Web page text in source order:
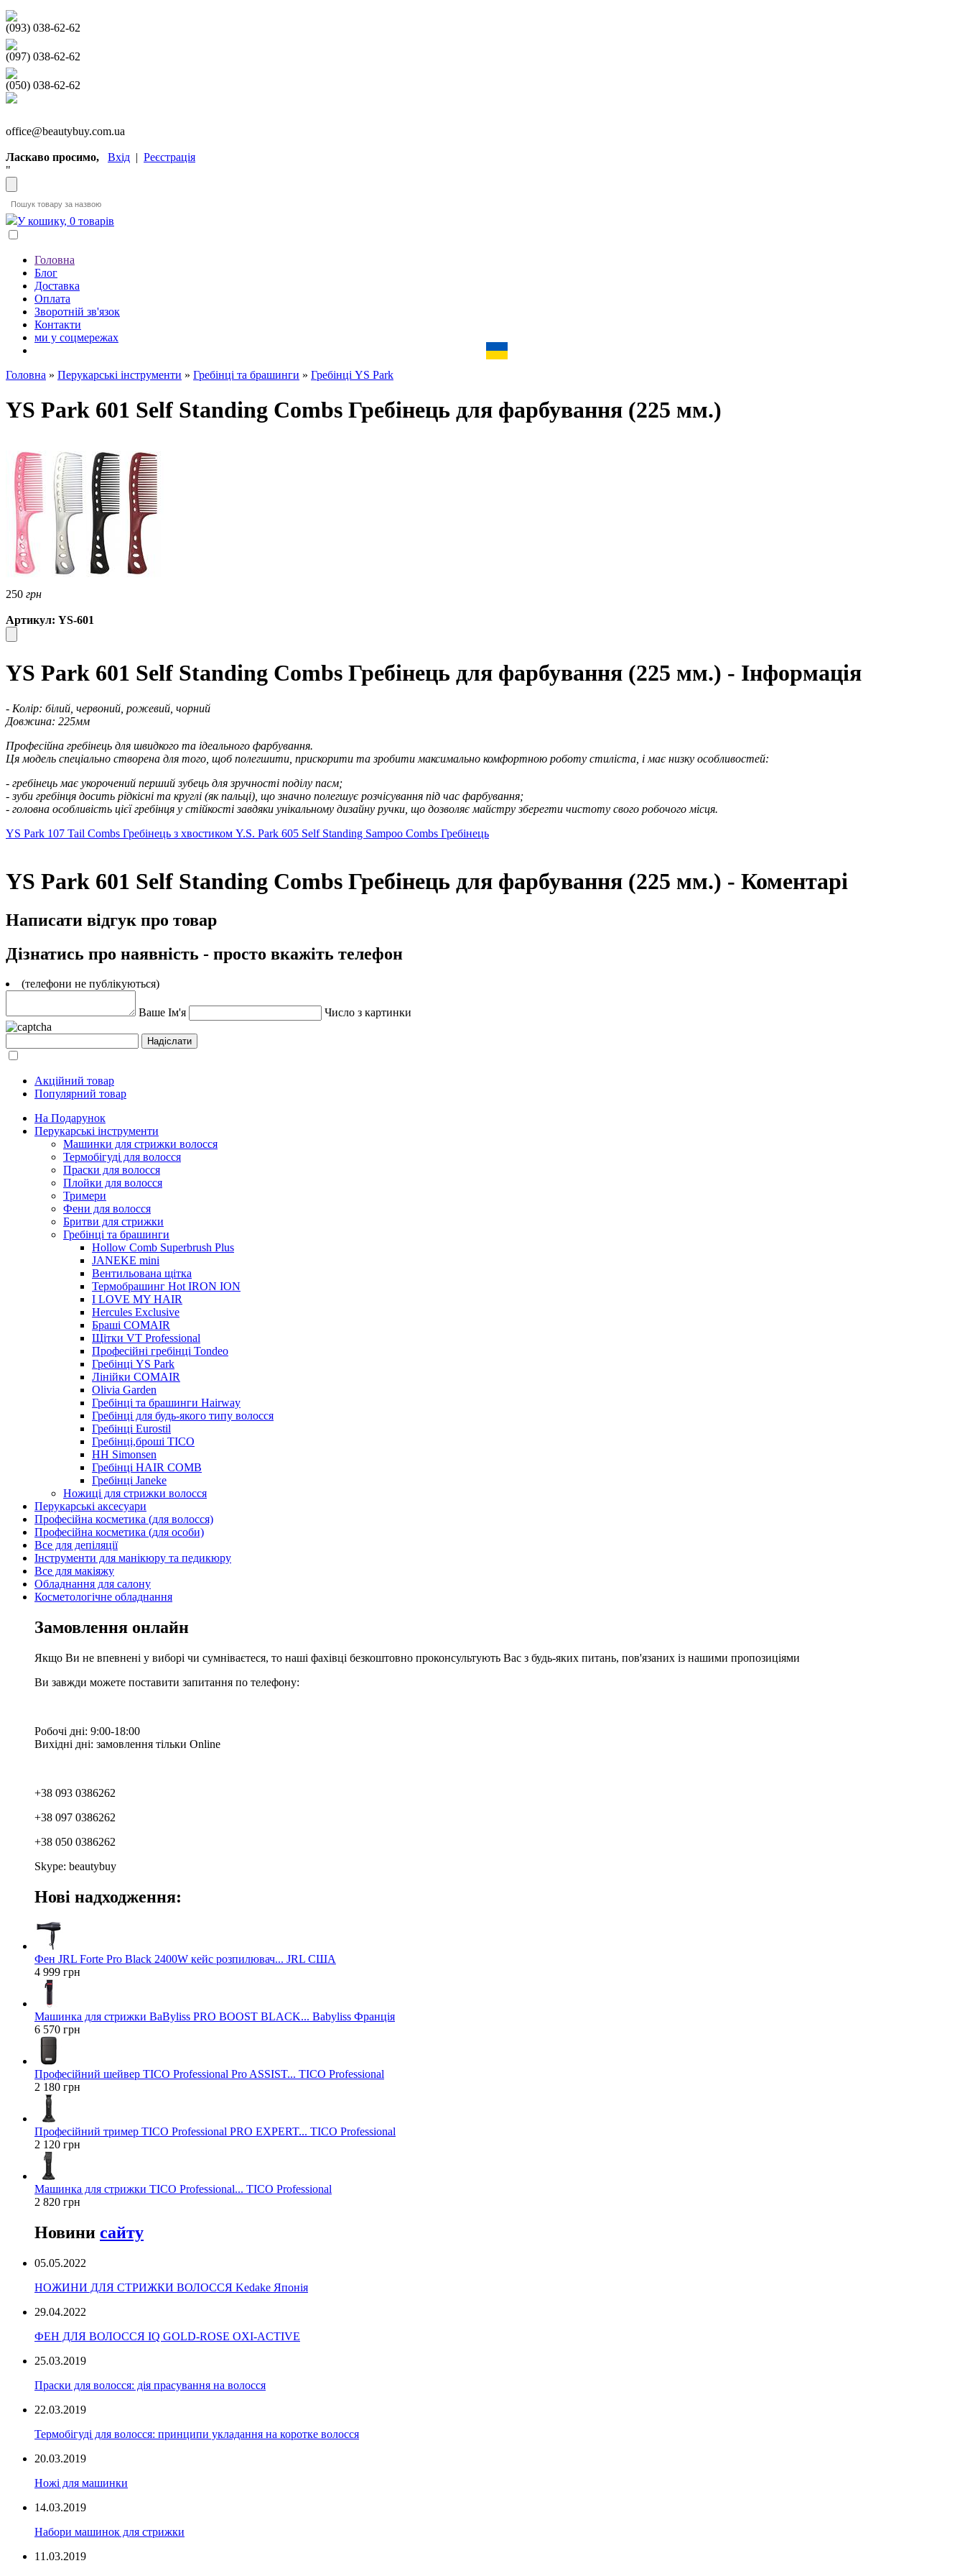
(093) 038-62-62
(097) 038-62-62
(050) 038-62-62
office@beautybuy.com.ua
Ласкаво просимо, Вхід | Реєстрація
"
У кошику, 0 товарів
Головна
Блог
Доставка
Оплата
Зворотній зв'язок
Контакти
ми у соцмережах
Головна » Перукарські інструменти » Гребінці та брашинги » Гребінці YS Park
YS Park 601 Self Standing Combs Гребінець для фарбування (225 мм.)
250 грн
Артикул: YS-601
YS Park 601 Self Standing Combs Гребінець для фарбування (225 мм.) - Інформація
- Колір: білий, червоний, рожевий, чорний
Довжина: 225мм
Професійна гребінець для швидкого та ідеального фарбування.
Ця модель спеціально створена для того, щоб полегшити, прискорити та зробити максимально комфортною роботу стиліста, і має низку особливостей:
- гребінець має укорочений перший зубець для зручності поділу пасм;
- зуби гребінця досить рідкісні та круглі (як пальці), що значно полегшує розчісування під час фарбування;
- головна особливість цієї гребінця у стійкості завдяки унікальному дизайну ручки, що дозволяє майстру зберегти чистоту свого робочого місця.
YS Park 107 Tail Combs Гребінець з хвостиком Y.S. Park 605 Self Standing Sampoo Combs Гребінець
YS Park 601 Self Standing Combs Гребінець для фарбування (225 мм.) - Коментарі
Написати відгук про товар
Дізнатись про наявність - просто вкажіть телефон
(телефони не публікуються)
Ваше Ім'я Число з картинки
Акційний товар
Популярний товар
На Подарунок
Перукарські інструменти
Машинки для стрижки волосся
Термобігуді для волосся
Праски для волосся
Плойки для волосся
Тримери
Фени для волосся
Бритви для стрижки
Гребінці та брашинги
Hollow Comb Superbrush Plus
JANEKE mini
Вентильована щітка
Термобрашинг Hot IRON ION
I LOVE MY HAIR
Hercules Exclusive
Браші COMAIR
Щітки VT Professional
Професійні гребінці Tondeo
Гребінці YS Park
Лінійки COMAIR
Olivia Garden
Гребінці та брашинги Hairway
Гребінці для будь-якого типу волосся
Гребінці Eurostil
Гребінці,броші TICO
HH Simonsen
Гребінці HAIR COMB
Гребінці Janeke
Ножиці для стрижки волосся
Перукарські аксесуари
Професійна косметика (для волосся)
Професійна косметика (для особи)
Все для депіляції
Інструменти для манікюру та педикюру
Все для макіяжу
Обладнання для салону
Косметологічне обладнання
Замовлення онлайн
Якщо Ви не впевнені у виборі чи сумніваєтеся, то наші фахівці безкоштовно проконсультують Вас з будь-яких питань, пов'язаних із нашими пропозиціями
Ви завжди можете поставити запитання по телефону:
Робочі дні: 9:00-18:00
Вихідні дні: замовлення тільки Online
+38 093 0386262
+38 097 0386262
+38 050 0386262
Skype: beautybuy
Нові надходження:
Фен JRL Forte Pro Black 2400W кейс розпилювач... JRL США
4 999 грн
Машинка для стрижки BaByliss PRO BOOST BLACK... Babyliss Франція
6 570 грн
Професійний шейвер TICO Professional Pro ASSIST... TICO Professional
2 180 грн
Професійний тример TICO Professional PRO EXPERT... TICO Professional
2 120 грн
Машинка для стрижки TICO Professional... TICO Professional
2 820 грн
Новини сайту
05.05.2022
НОЖИНИ ДЛЯ СТРИЖКИ ВОЛОССЯ Kedake Японія
29.04.2022
ФЕН ДЛЯ ВОЛОССЯ IQ GOLD-ROSE OXI-ACTIVE
25.03.2019
Праски для волосся: дія прасування на волосся
22.03.2019
Термобігуді для волосся: принципи укладання на коротке волосся
20.03.2019
Ножі для машинки
14.03.2019
Набори машинок для стрижки
11.03.2019